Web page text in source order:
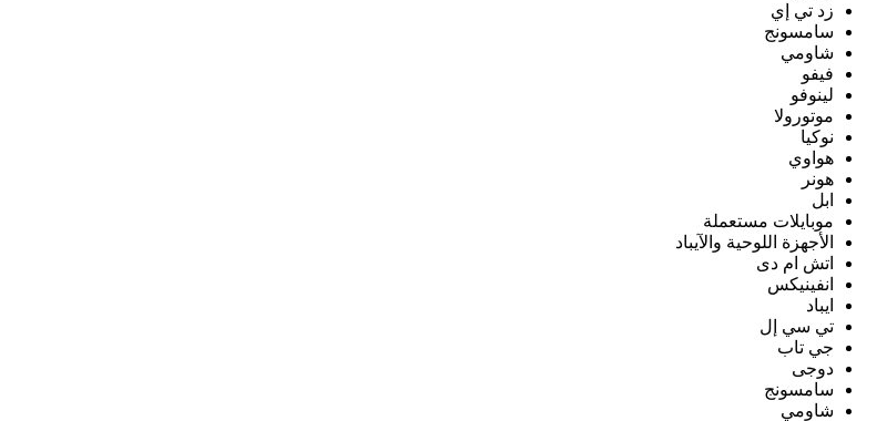
زد تي إي
سامسونج
شاومي
فيفو
لينوفو
موتورولا
نوكيا
هواوي
هونر
ابل
موبايلات مستعملة
الأجهزة اللوحية والآيباد
اتش ام دى
انفينيكس
ايباد
تي سي إل
جي تاب
دوجى
سامسونج
شاومي